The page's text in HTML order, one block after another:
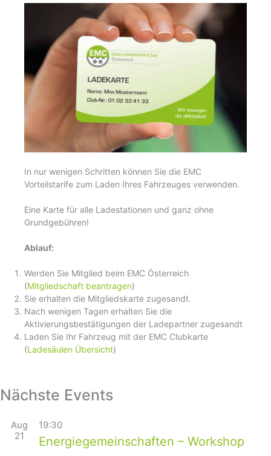
In nur wenigen Schritten können Sie die EMC
Vorteilstarife zum Laden Ihres Fahrzeuges verwenden.
Eine Karte für alle Ladestationen und ganz ohne
Grundgebühren!
Ablauf:
Werden Sie Mitglied beim EMC Österreich
(Mitgliedschaft beantragen)
Sie erhalten die Mitgliedskarte zugesandt.
Nach wenigen Tagen erhalten Sie die
Aktivierungsbestätigungen der Ladepartner zugesandt
Laden Sie Ihr Fahrzeug mit der EMC Clubkarte
(Ladesäulen Übersicht)
Nächste Events
Aug
21
19:30
Energiegemeinschaften – Workshop